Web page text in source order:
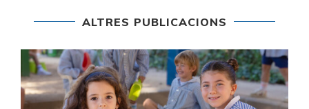
ALTRES PUBLICACIONS